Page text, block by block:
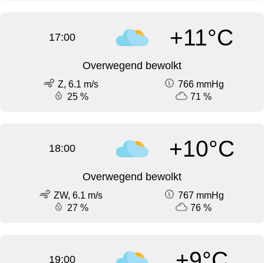
17:00 +11°C
Overwegend bewolkt
Z, 6.1 m/s
766 mmHg
25 %
71 %
18:00 +10°C
Overwegend bewolkt
ZW, 6.1 m/s
767 mmHg
27 %
76 %
19:00